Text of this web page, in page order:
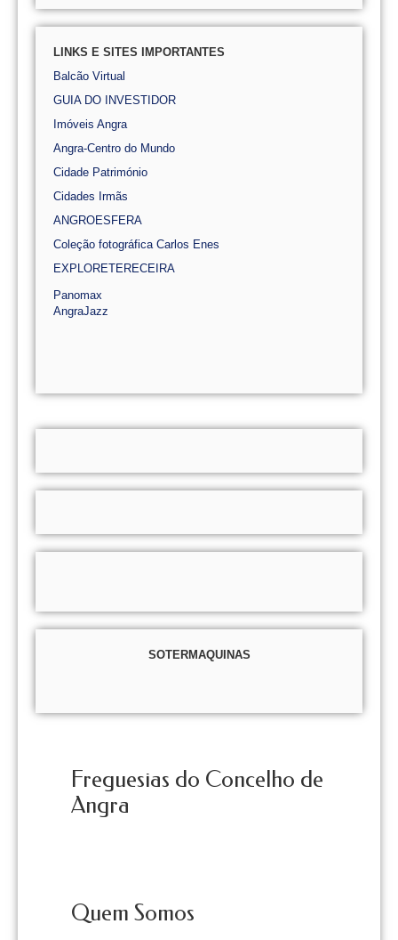
LINKS E SITES IMPORTANTES
Balcão Virtual
GUIA DO INVESTIDOR
Imóveis Angra
Angra-Centro do Mundo
Cidade Património
Cidades Irmãs
ANGROESFERA
Coleção fotográfica Carlos Enes
EXPLORETERECEIRA
Panomax
AngraJazz
SOTERMAQUINAS
Freguesias do Concelho de
Angra
Quem Somos